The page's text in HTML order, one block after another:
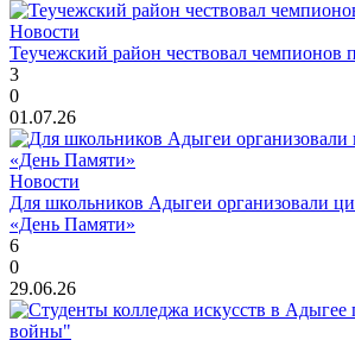
Новости
Теучежский район чествовал чемпионов
3
0
01.07.26
Новости
Для школьников Адыгеи организовали
«День Памяти»
6
0
29.06.26